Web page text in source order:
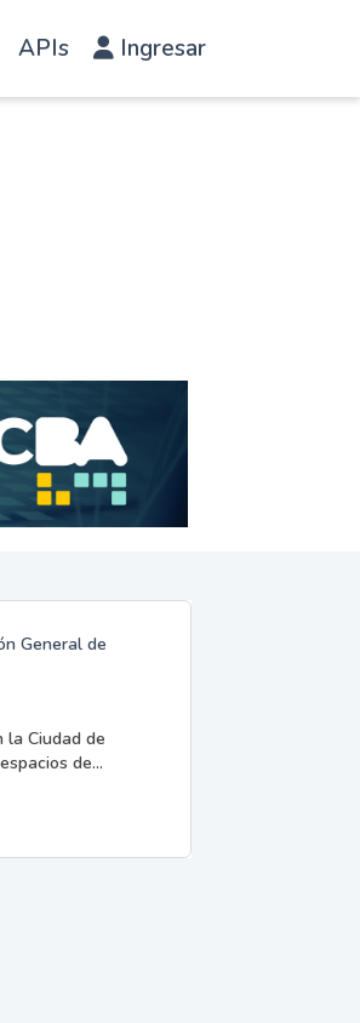
APIs Ingresar
General de
la Ciudad de
de...